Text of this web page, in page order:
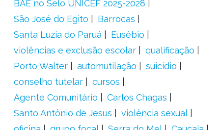
BAE no Selo UNICEF 2025-2028
São José do Egito
Barrocas
Santa Luzia do Paruá
Eusébio
violências e exclusão escolar
qualificação
Porto Walter
automutilação
suicídio
conselho tutelar
cursos
Agente Comunitário
Carlos Chagas
Santo Antônio de Jesus
violência sexual